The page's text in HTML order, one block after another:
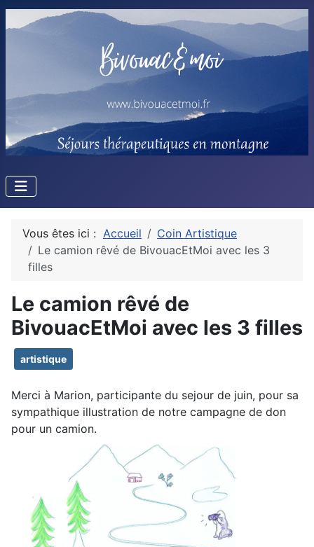
Vous êtes ici : Accueil
Coin Artistique
Le camion rêvé de BivouacEtMoi avec les 3
filles
Le camion rêvé de
BivouacEtMoi avec les 3 filles
artistique
Merci à Marion, participante du sejour de juin, pour sa
sympathique illustration de notre campagne de don
pour un camion.